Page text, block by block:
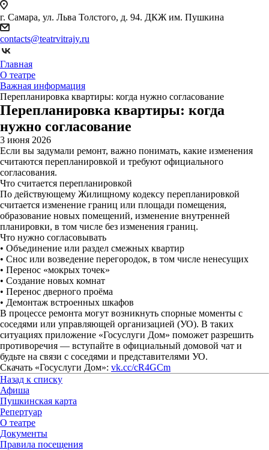
г. Самара, ул. Льва Толстого, д. 94. ДКЖ им. Пушкина
contacts@teatrvitrajy.ru
Главная
О театре
Важная информация
Перепланировка квартиры: когда нужно согласование
Перепланировка квартиры: когда
нужно согласование
3 июня 2026
Если вы задумали ремонт, важно понимать, какие изменения
считаются перепланировкой и требуют официального
согласования.
Что считается перепланировкой
По действующему Жилищному кодексу перепланировкой
считается изменение границ или площади помещения,
образование новых помещений, изменение внутренней
планировки, в том числе без изменения границ.
Что нужно согласовывать
• Объединение или раздел смежных квартир
• Снос или возведение перегородок, в том числе ненесущих
• Перенос «мокрых точек»
• Создание новых комнат
• Перенос дверного проёма
• Демонтаж встроенных шкафов
В процессе ремонта могут возникнуть спорные моменты с
соседями или управляющей организацией (УО). В таких
ситуациях приложение «Госуслуги Дом» поможет разрешить
противоречия — вступайте в официальный домовой чат и
будьте на связи с соседями и представителями УО.
Скачать «Госуслуги Дом»: vk.cc/cR4GCm
Назад к списку
Афиша
Пушкинская карта
Репертуар
О театре
Документы
Правила посещения